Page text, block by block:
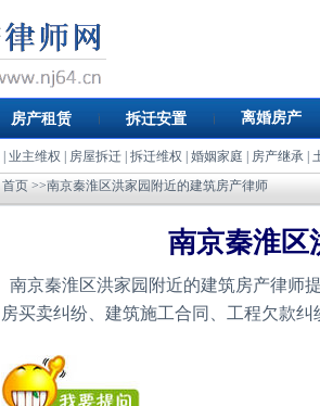
房产租赁 拆迁安置 离婚房产
业主维权 房屋拆迁 拆迁维权 婚姻家庭 房产继承
首页>>南京秦淮区洪家园附近的建筑房产律师
南京秦淮区
南京秦淮区洪家园附近的建筑房产律师
房买卖纠纷、建筑施工合同、工程欠款纠